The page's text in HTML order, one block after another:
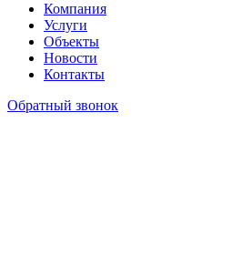
Компания
Услуги
Объекты
Новости
Контакты
Обратный звонок